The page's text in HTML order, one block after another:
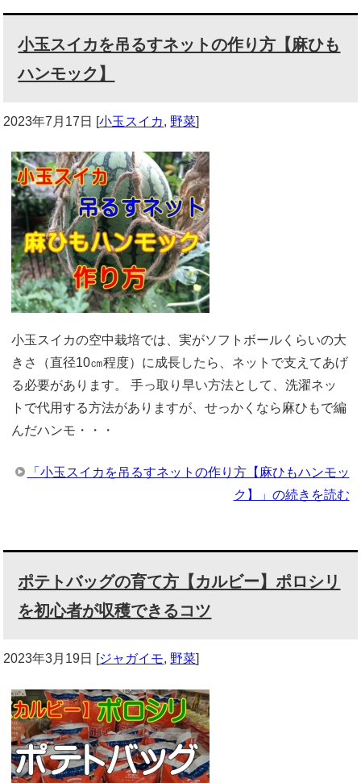
小玉スイカを吊るすネットの作り方【麻ひも
ハンモック】
2023年7月17日 [小玉スイカ, 野菜]
小玉スイカの空中栽培では、実がソフトボールくらいの大
きさ（直径10㎝程度）に成長したら、ネットで支えてあげ
る必要があります。 手っ取り早い方法として、洗濯ネッ
トで代用する方法がありますが、せっかくなら麻ひもで編
んだハンモ・・・
「小玉スイカを吊るすネットの作り方【麻ひもハンモッ
ク】」の続きを読む
ポテトバッグの育て方【カルビー】ポロシリ
を初心者が収穫できるコツ
2023年3月19日 [ジャガイモ, 野菜]